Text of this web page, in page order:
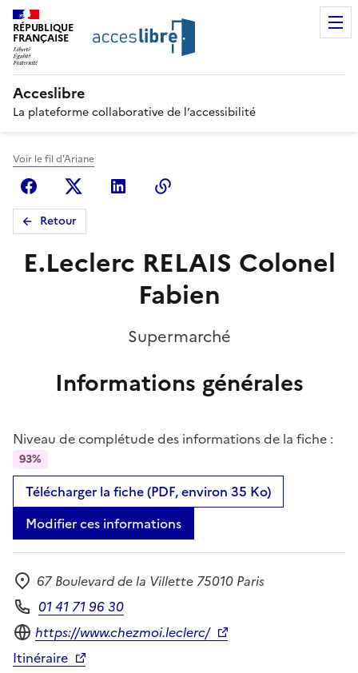
RÉPUBLIQUE
FRANÇAISE
Acceslibre
La plateforme collaborative de l’accessibilité
Voir le fil d'Ariane
FacebookX (anciennement Twitter)
Linkedin
Retour
E.Leclerc RELAIS Colonel
Fabien
Supermarché
Informations générales
Niveau de complétude des informations de la fiche :
93%
Télécharger la fiche (PDF, environ 35 Ko)
Modifier ces informations
Adresse
67 Boulevard de la Villette 75010 Paris
Téléphone
01 41 71 96 30
Site internet
https://www.chezmoi.leclerc/
Itinéraire